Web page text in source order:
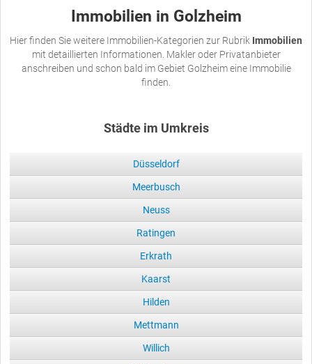
Immobilien in Golzheim
Hier finden Sie weitere Immobilien-Kategorien zur Rubrik Immobilien
mit detaillierten Informationen. Makler oder Privatanbieter
anschreiben und schon bald im Gebiet Golzheim eine Immobilie
finden.
Städte im Umkreis
Düsseldorf
Meerbusch
Neuss
Ratingen
Erkrath
Kaarst
Hilden
Mettmann
Willich